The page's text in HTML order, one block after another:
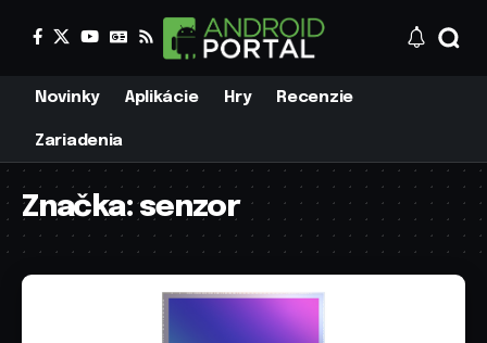
Novinky Aplikácie Hry Recenzie
Zariadenia
Značka:senzor